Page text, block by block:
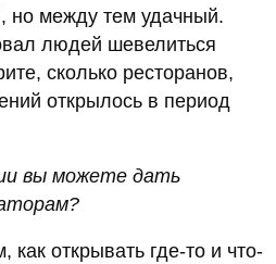
но между тем удачный.
людей шевелиться
сколько ресторанов,
открылось в период
вы можете дать
открывать где-то и что-